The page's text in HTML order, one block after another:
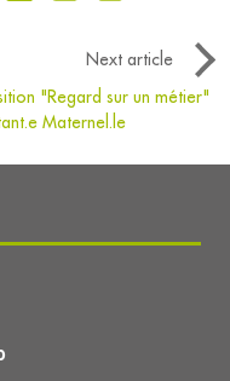
Next article
"Regard sur un métier"
Maternel.le